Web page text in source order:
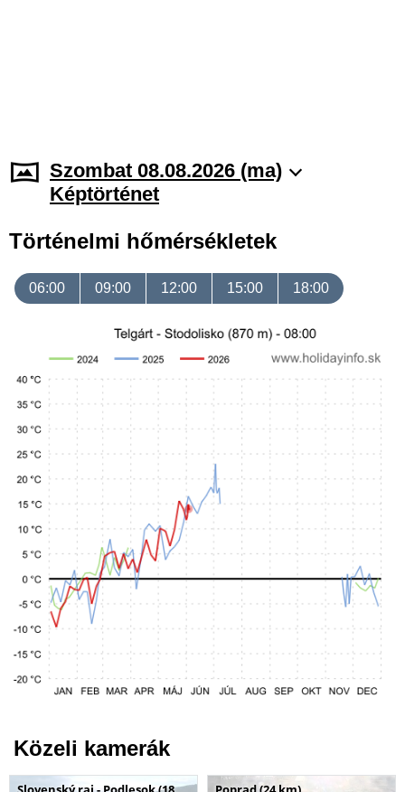
Szombat 08.08.2026 (ma)
Képtörténet
Történelmi hőmérsékletek
06:00 09:00 12:00 15:00 18:00
Közeli kamerák